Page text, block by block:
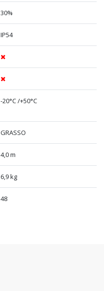
30%
IP54
-20°C /+50°C
GRASSO
4,0 m
6,9 kg
48